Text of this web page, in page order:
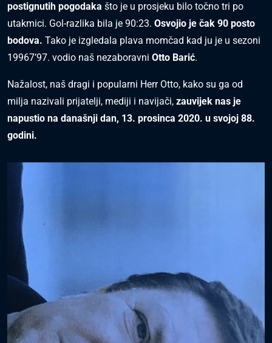
postignutih pogodaka što je u prosjeku bilo točno tri po
utakmici. Gol-razlika bila je 90:23. Osvojio je čak 90 posto
bodova. Tako je izgledala plava momčad kad ju je u sezoni
19967’97. vodio naš nezaboravni Otto Barić.
Nažalost, naš dragi i popularni Herr Otto, kako su ga od
milja nazivali prijatelji, mediji i navijači, zauvijek nas je
napustio na današnji dan, 13. prosinca 2020. u svojoj 88.
godini.